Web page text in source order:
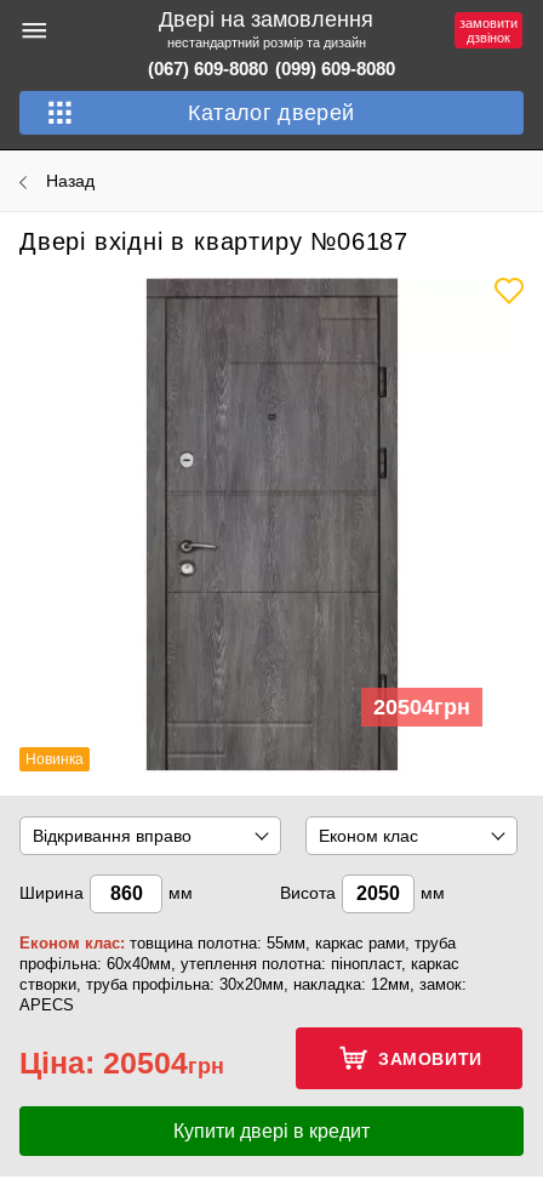
Двері на замовлення
нестандартний розмір та дизайн
(067) 609-8080 (099) 609-8080
Каталог дверей
замовити
дзвінок
Назад
Двері вхідні в квартиру №06187
20504грн
Новинка
Відкривання вправо Економ клас
Ширина мм Висота мм
Економ клас: товщина полотна: 55мм, каркас рами, труба
профільна: 60х40мм, утеплення полотна: пінопласт, каркас
створки, труба профільна: 30х20мм, накладка: 12мм, замок:
APECS
Ціна: 20504грн ЗАМОВИТИ
Купити двері в кредит